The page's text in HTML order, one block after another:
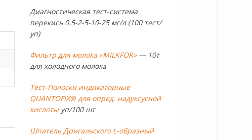
Диагностическая тест-система
перекись 0.5-2-5-10-25 мг/л (100 тест/
уп)
Фильтр для молока «MILKFOR»— 10т
для холодного молока
Тест-Полоски индикаторные
QUANTOFIX® для опред. надуксусной
кислотыуп/100 шт
Шпатель Дригальского L-образный